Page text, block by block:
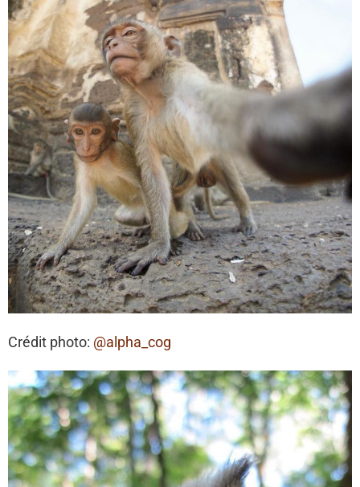
Crédit photo: @alpha_cog